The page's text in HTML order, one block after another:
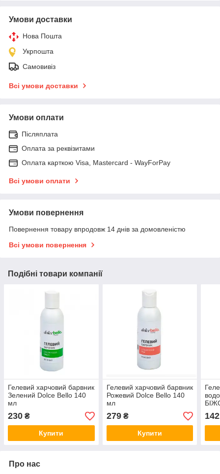
Умови доставки
Нова Пошта
Укрпошта
Самовивіз
Всі умови доставки
Умови оплати
Післяплата
Оплата за реквізитами
Оплата карткою Visa, Mastercard - WayForPay
Всі умови оплати
Умови повернення
Повернення товару впродовж 14 днів за домовленістю
Всі умови повернення
Подібні товари компанії
Гелевий харчовий барвник
Зелений Dolce Bello 140
мл
230 ₴
Купити
Гелевий харчовий барвник
Рожевий Dolce Bello 140
мл
279₴
Купити
142
Про нас